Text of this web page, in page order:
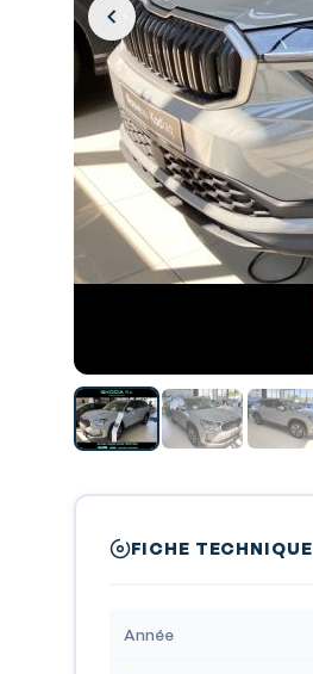
FICHE TECHNIQUE
Année